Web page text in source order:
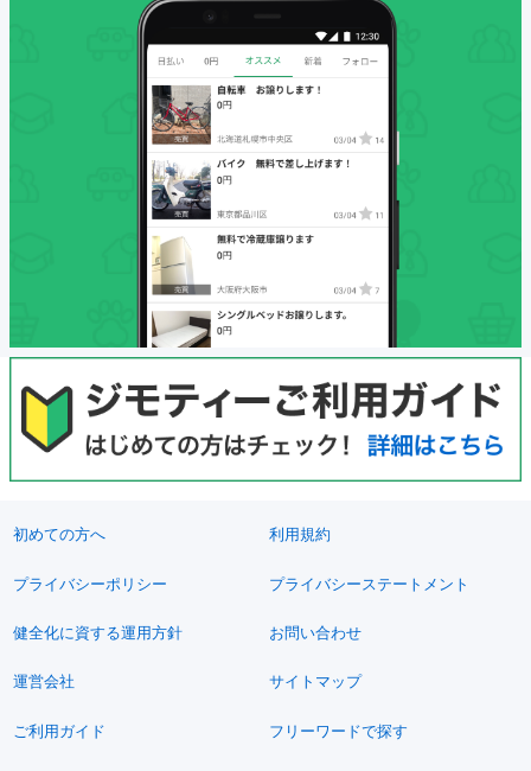
初めての方へ 利用規約
プライバシーポリシー プライバシーステートメント
健全化に資する運用方針 お問い合わせ
運営会社 サイトマップ
ご利用ガイド フリーワードで探す